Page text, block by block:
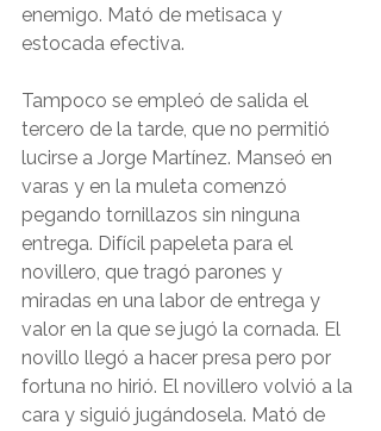
enemigo. Mató de metisaca y
estocada efectiva.
Tampoco se empleó de salida el
tercero de la tarde, que no permitió
lucirse a Jorge Martínez. Manseó en
varas y en la muleta comenzó
pegando tornillazos sin ninguna
entrega. Difícil papeleta para el
novillero, que tragó parones y
miradas en una labor de entrega y
valor en la que se jugó la cornada. El
novillo llegó a hacer presa pero por
fortuna no hirió. El novillero volvió a la
cara y siguió jugándosela. Mató de